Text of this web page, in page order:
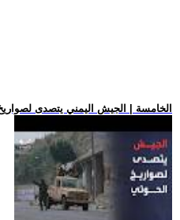
.. الخامسة | الجيش اليمني يتصدى